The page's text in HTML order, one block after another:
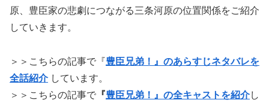
原、豊臣家の悲劇につながる三条河原の位置関係をご紹介
していきます。
＞＞こちらの記事で『豊臣兄弟！』のあらすじネタバレを
全話紹介しています。
＞＞こちらの記事で 『豊臣兄弟！』の全キャストを紹介し